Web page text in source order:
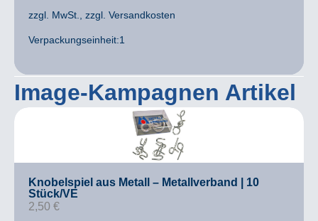
Verpackungseinheit:1
zzgl. MwSt. , zzgl. Versandkosten
Image-Kampagnen Artikel
Knobelspiel aus Metall – Metallverband | 10
Stück/VE
2,50 €